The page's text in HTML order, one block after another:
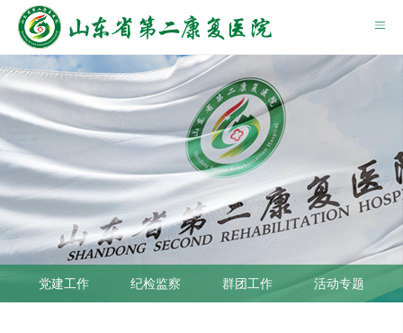
党建工作 纪检监察 群团工作 活动专题